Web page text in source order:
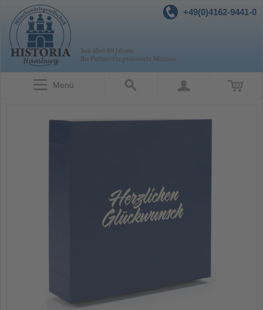
+49(0)4162-9441-0
Menü